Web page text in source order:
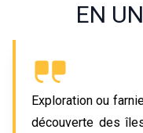
EN UN
Exploration ou
découverte des